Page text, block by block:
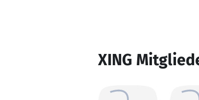
XING